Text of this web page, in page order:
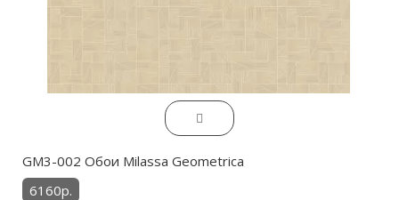
GM3-002 Обои Milassa Geometrica
6160р.